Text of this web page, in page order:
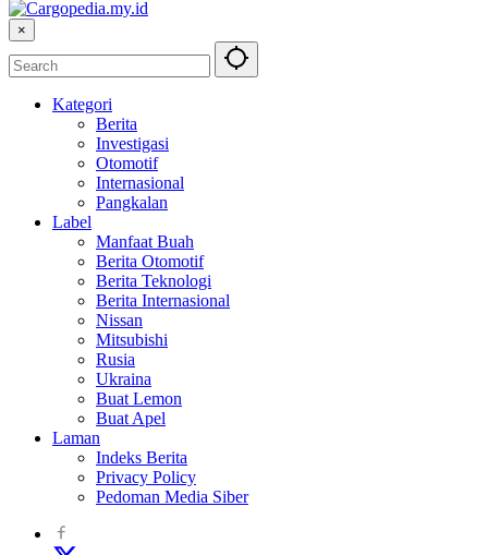
×
Kategori
Berita
Investigasi
Otomotif
Internasional
Pangkalan
Label
Manfaat Buah
Berita Otomotif
Berita Teknologi
Berita Internasional
Nissan
Mitsubishi
Rusia
Ukraina
Buat Lemon
Buat Apel
Laman
Indeks Berita
Privacy Policy
Pedoman Media Siber